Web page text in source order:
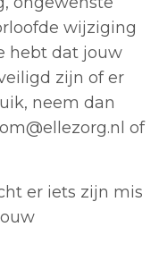
wijziging
hebt dat jouw
zijn of er
neem dan
of
er iets zijn mis